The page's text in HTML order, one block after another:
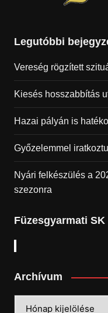
Legutóbbi
Vereség rögzített
Kiesés hosszabbítás
Hazai pályán is
Győzelemmel
Nyári felkészülés a
szezonra
Füzesgyarmati SK
Archívum